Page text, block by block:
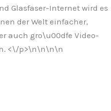
Glasfaser-Internet wird es
der Welt einfacher,
auch gro\u00dfe Video-
<\/p>\n\n\n\n